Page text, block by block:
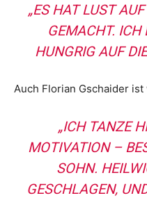
„ES HAT LUST
GEMACHT. ICH
HUNGRIG AUF
Auch Florian Gschaider
„ICH TANZE
OTIVATION –
OHN.
ESCHLAGEN, UND